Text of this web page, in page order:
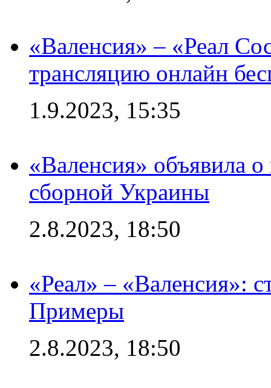
«Валенсия» – «Реал
трансляцию онлайн
1.9.2023, 15:35
«Валенсия» объявила
сборной Украины
2.8.2023, 18:50
«Реал» – «Валенсия»:
Примеры
2.8.2023, 18:50